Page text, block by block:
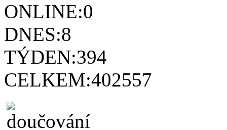
ONLINE:0
DNES:8
TÝDEN:394
CELKEM:402557